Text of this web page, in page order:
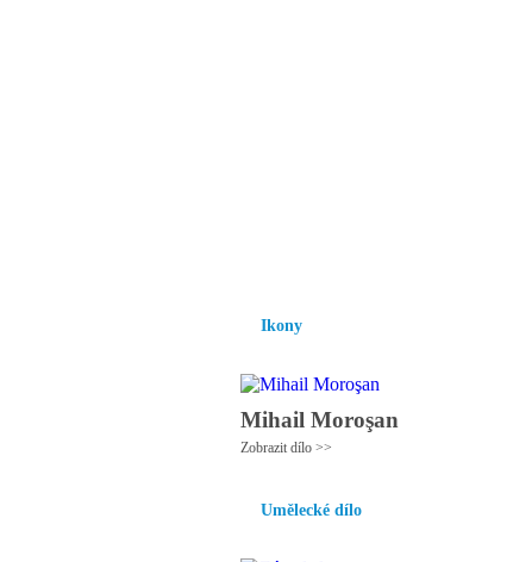
Ikony
Mihail Moroşan
Zobrazit dílo >>
Umělecké dílo